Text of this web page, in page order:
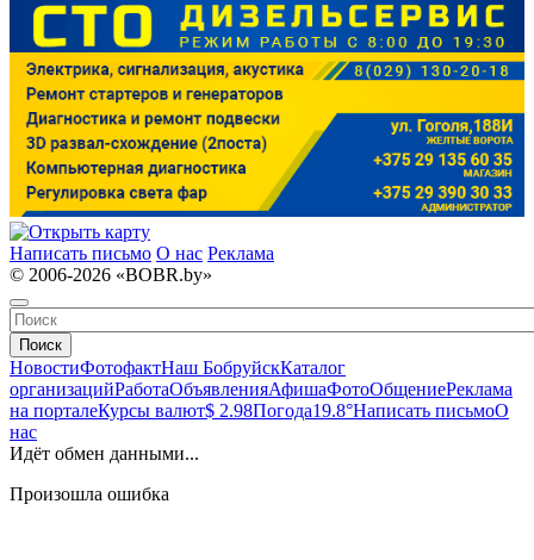
Написать письмо О нас Реклама
© 2006-2026 «BOBR.by»
Поиск
НовостиФотофактНаш БобруйскКаталог
организацийРаботаОбъявленияАфишаФотоОбщениеРеклама
на порталеКурсы валют$ 2.98Погода19.8°Написать письмоО
нас
Идёт обмен данными...
Произошла ошибка